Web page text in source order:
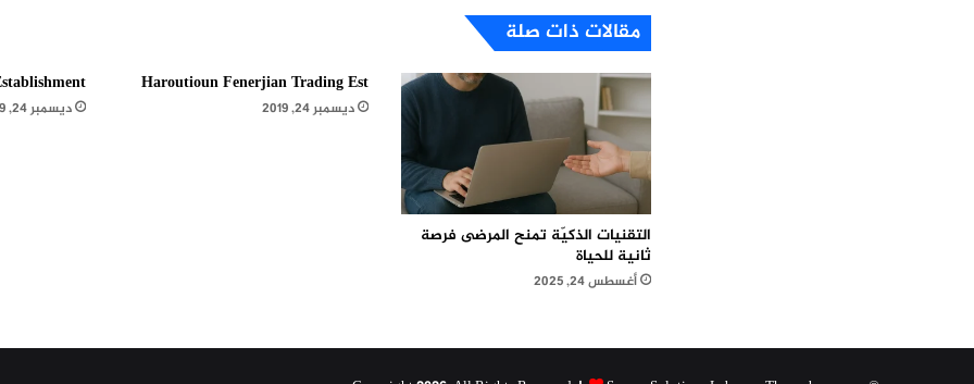
مقالات ذات صلة
التقنيات الذكيّة تمنح المرضى فرصة
ثانية للحياة
أغسطس 24, 2025
Haroutioun Fenerjian Trading Est
ديسمبر 24, 2019 ديسمبر 24, 2019